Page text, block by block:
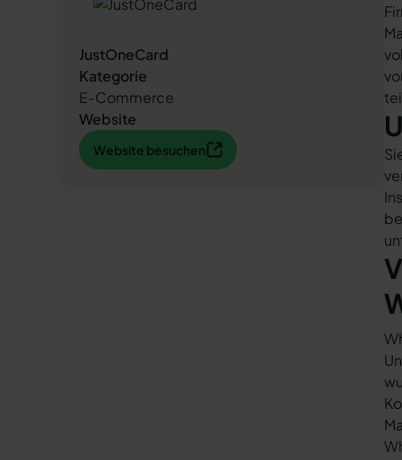
JustOneCard
Kategorie
E-Commerce
Website
Website besuchen
Website besuchen